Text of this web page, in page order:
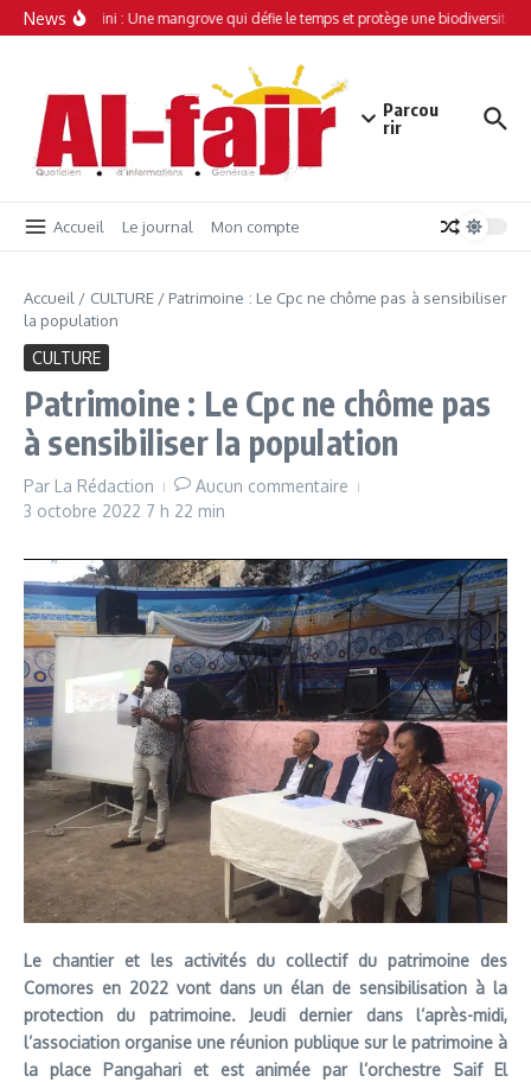
Aller au contenu
News
Simamboini : Une mangrove qui défie le temps et protège une biodiversité
Parcou
rir
Accueil Le journal Mon compte
Accueil / CULTURE/ Patrimoine : Le Cpc ne chôme pas à sensibiliser
la population
CULTURE
Patrimoine : Le Cpc ne chôme pas
à sensibiliser la population
Par La Rédaction
Aucun commentaire
3 octobre 2022 7 h 22 min
Le chantier et les activités du collectif du patrimoine des
Comores en 2022 vont dans un élan de sensibilisation à la
protection du patrimoine. Jeudi dernier dans l’après-midi,
l’association organise une réunion publique sur le patrimoine à
la place Pangahari et est animée par l’orchestre Saif El